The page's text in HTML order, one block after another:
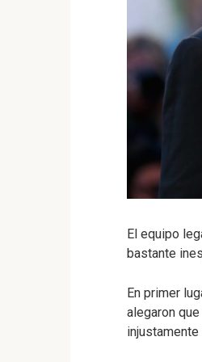
El equipo
bastante
En primer
alegaron